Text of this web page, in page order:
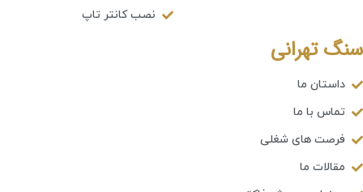
نصب کانتر تاپ
سنگ تهرانی
داستان ما
تماس با ما
فرصت های شغلی
مقالات ما